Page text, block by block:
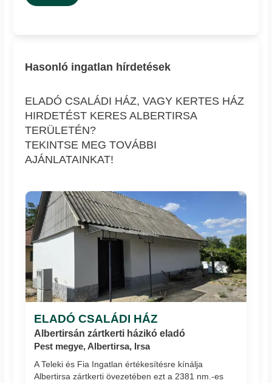
Hasonló ingatlan hírdetések
ELADÓ CSALÁDI HÁZ, VAGY KERTES HÁZ
HIRDETÉST KERES ALBERTIRSA
TERÜLETÉN?
TEKINTSE MEG TOVÁBBI
AJÁNLATAINKAT!
ELADÓ CSALÁDI HÁZ
Albertirsán zártkerti házikó eladó
Pest megye, Albertirsa, Irsa
A Teleki és Fia Ingatlan értékesítésre kínálja
Albertirsa zártkerti övezetében ezt a 2381 nm.-es